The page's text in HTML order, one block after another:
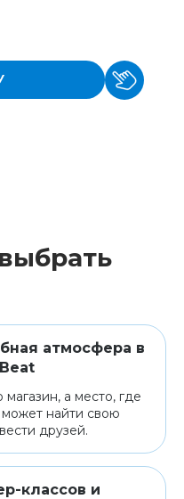
атмосфера в
а место, где
найти свою
друзей.
классов и